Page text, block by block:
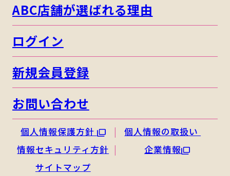
ABC店舗が選ばれる理由
ログイン
新規会員登録
お問い合わせ
個人情報保護方針
個人情報の取扱い
情報セキュリティ方針
企業情報
サイトマップ